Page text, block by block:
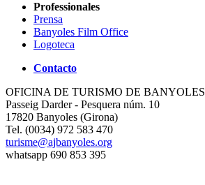
Professionales
Prensa
Banyoles Film Office
Logoteca
Contacto
OFICINA DE TURISMO DE BANYOLES
Passeig Darder - Pesquera núm. 10
17820 Banyoles (Girona)
Tel. (0034) 972 583 470
turisme@ajbanyoles.org
whatsapp 690 853 395